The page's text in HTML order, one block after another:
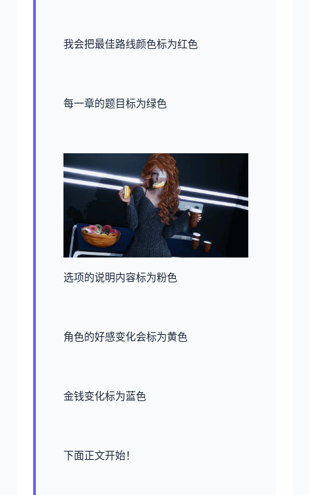
我会把最佳路线颜色标为红色
每一章的题目标为绿色
选项的说明内容标为粉色
角色的好感变化会标为黄色
金钱变化标为蓝色
下面正文开始！